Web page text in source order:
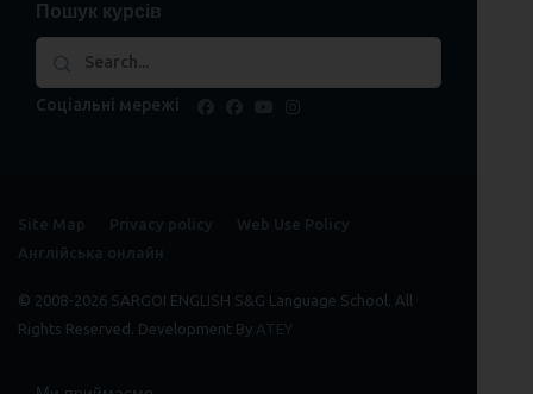
Пошук курсів
Соціальні мережі
© 2008-2026 SARGOI ENGLISH S&G Language School. All
Rights Reserved. Development By